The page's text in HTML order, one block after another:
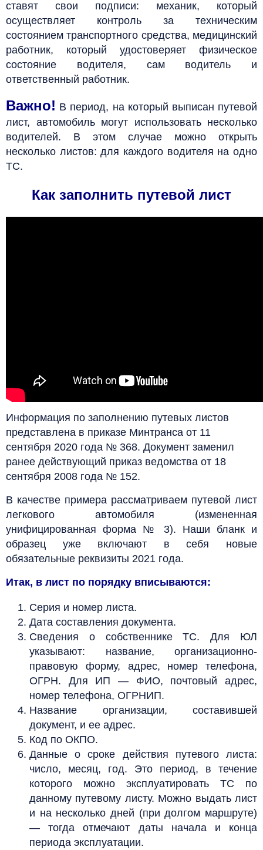
ставят свои подписи: механик, который
осуществляет контроль за техническим
состоянием транспортного средства, медицинский
работник, который удостоверяет физическое
состояние водителя, сам водитель и
ответственный работник.
Важно! В период, на который выписан путевой
лист, автомобиль могут использовать несколько
водителей. В этом случае можно открыть
несколько листов: для каждого водителя на одно
ТС.
Как заполнить путевой лист
Информация по заполнению путевых листов
представлена в приказе Минтранса от 11
сентября 2020 года № 368. Документ заменил
ранее действующий приказ ведомства от 18
сентября 2008 года № 152.
В качестве примера рассматриваем путевой лист
легкового автомобиля (измененная
унифицированная форма № 3). Наши бланк и
образец уже включают в себя новые
обязательные реквизиты 2021 года.
Итак, в лист по порядку вписываются:
Серия и номер листа.
Дата составления документа.
Сведения о собственнике ТС. Для ЮЛ
указывают: название, организационно-
правовую форму, адрес, номер телефона,
ОГРН. Для ИП — ФИО, почтовый адрес,
номер телефона, ОГРНИП.
Название организации, составившей
документ, и ее адрес.
Код по ОКПО.
Данные о сроке действия путевого листа:
число, месяц, год. Это период, в течение
которого можно эксплуатировать ТС по
данному путевому листу. Можно выдать лист
и на несколько дней (при долгом маршруте)
— тогда отмечают даты начала и конца
периода эксплуатации.